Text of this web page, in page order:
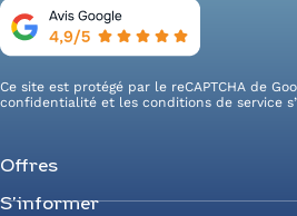
Ce site est protégé par le reCAPTCHA de
confidentialité et les conditions de service
Offres
Achetez votre énergie
S’informer